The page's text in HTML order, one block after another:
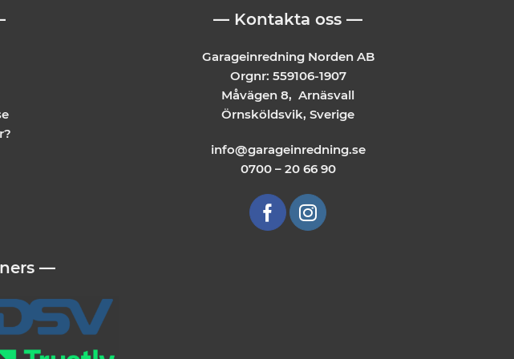
—
— Kontakta oss —
Garageinredning Norden AB
Orgnr: 559106-1907
Måvägen 8, Arnäsvall
Örnsköldsvik, Sverige
info@garageinredning.se
0700 – 20 66 90